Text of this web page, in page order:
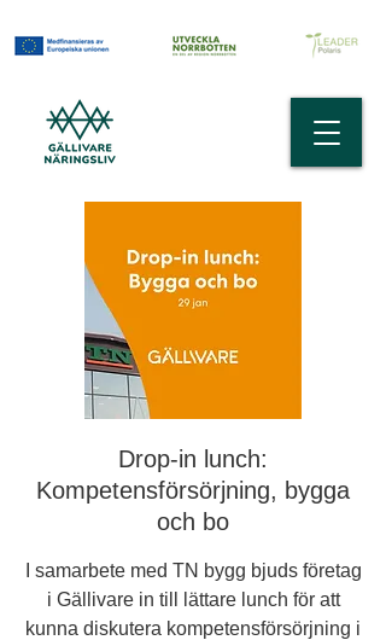
Drop-in lunch:
Kompetensförsörjning, bygga
och bo
I samarbete med TN bygg bjuds företag
i Gällivare in till lättare lunch för att
kunna diskutera kompetensförsörjning i